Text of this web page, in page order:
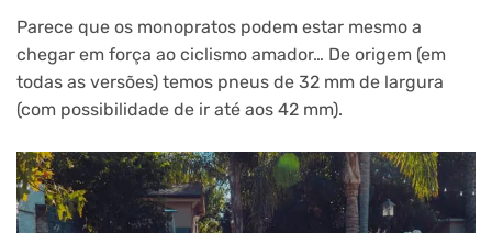
Parece que os monopratos podem estar mesmo a
chegar em força ao ciclismo amador… De origem (em
todas as versões) temos pneus de 32 mm de largura
(com possibilidade de ir até aos 42 mm).